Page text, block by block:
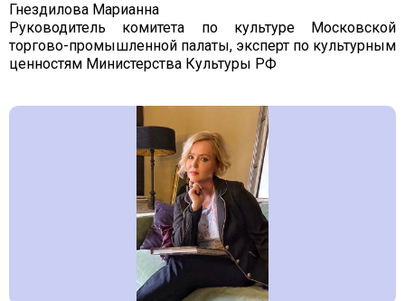
Гнездилова Марианна
Руководитель комитета по культуре Московской
торгово-промышленной палаты, эксперт по культурным
ценностям Министерства Культуры РФ